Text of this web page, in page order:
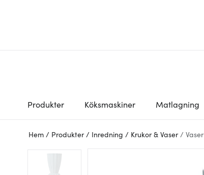
Produkter Köksmaskiner Matlagning
Hem / Produkter / Inredning / Krukor & Vaser / Vaser